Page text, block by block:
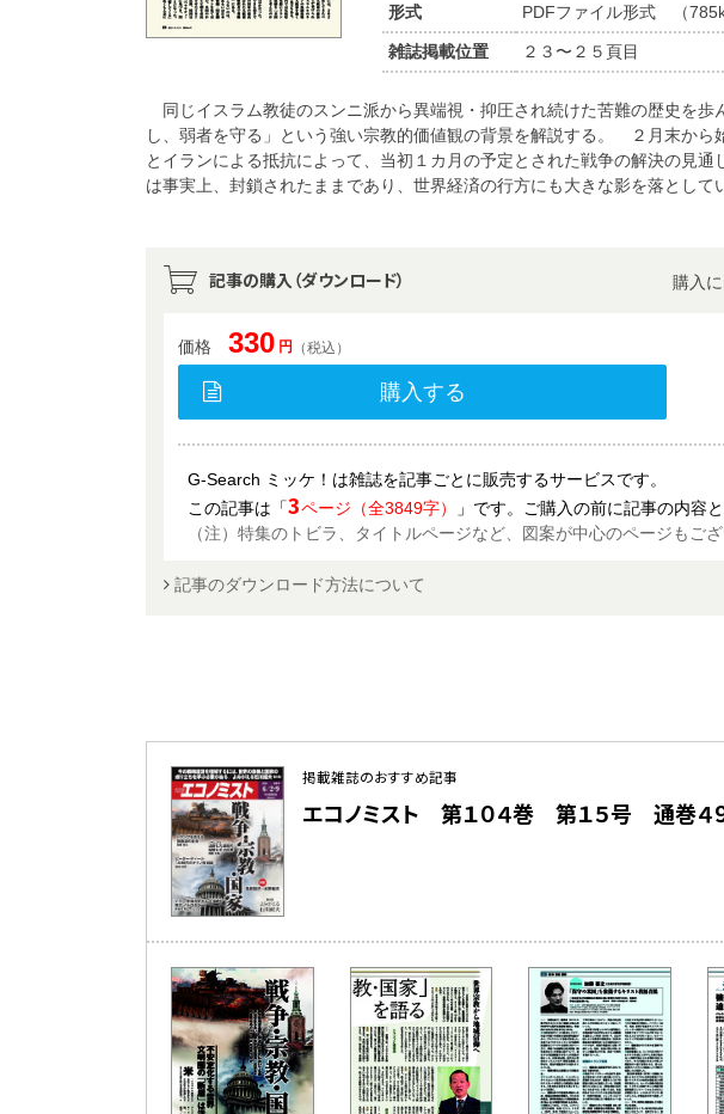
形式 PDFファイル形式 （
雑誌掲載位置 ２３〜２５頁目
同じイスラム教徒のスンニ派から異端視・抑圧され続けた苦難の歴史を歩
し、弱者を守る」という強い宗教的価値観の背景を解説する。 ２月末から
とイランによる抵抗によって、当初１カ月の予定とされた戦争の解決の見
は事実上、封鎖されたままであり、世界経済の行方にも大きな影を落とし
記事の購入（ダウンロード） 購入
価格 330 円 （税込）
購入する
G-Search ミッケ！は雑誌を記事ごとに販売するサービスです。
この記事は「3ページ（全3849字）
」です。ご購入の前に記事の内容
（注）特集のトビラ、タイトルページなど、図案が中心のページもござ
記事のダウンロード方法について
掲載雑誌のおすすめ記事
エコノミスト 第１０４巻 第１５号 通巻４９